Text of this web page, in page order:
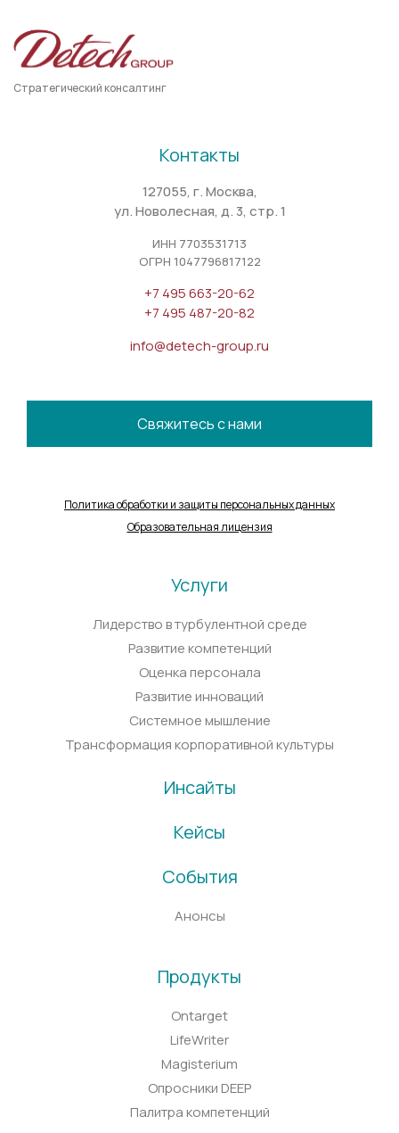
Стратегический консалтинг
Контакты
127055, г. Москва,
ул. Новолесная, д. 3, стр. 1
ИНН 7703531713
ОГРН 1047796817122
+7 495 663-20-62
+7 495 487-20-82
info@detech-group.ru
Свяжитесь с нами
Политика обработки и защиты персональных данных
Образовательная лицензия
Услуги
Лидерство в турбулентной среде
Развитие компетенций
Оценка персонала
Развитие инноваций
Системное мышление
Трансформация корпоративной культуры
Инсайты
Кейсы
События
Анонсы
Продукты
Ontarget
LifeWriter
Magisterium
Опросники DEEP
Палитра компетенций